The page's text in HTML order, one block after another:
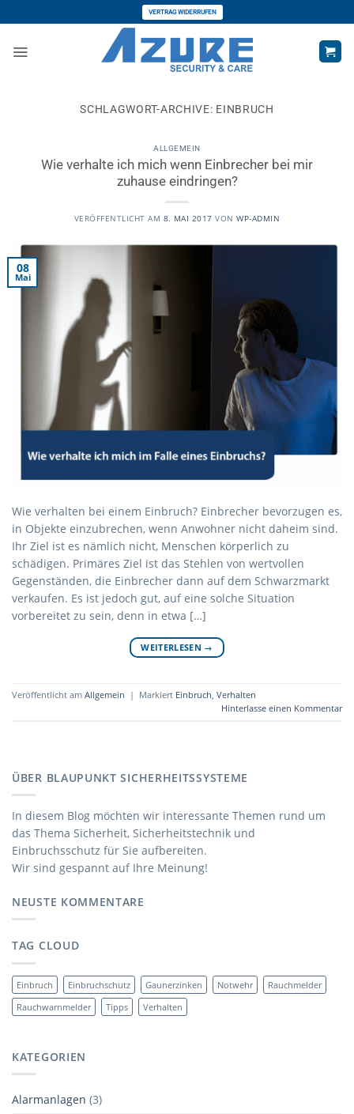
Inhalt
VERTRAG WIDERRUFEN
SCHLAGWORT-ARCHIVE: EINBRUCH
ALLGEMEIN
Wie verhalte ich mich wenn Einbrecher bei mir
zuhause eindringen?
VERÖFFENTLICHT AM 8. MAI 2017 VONWP-ADMIN
08
Mai
Wie verhalten bei einem Einbruch? Einbrecher bevorzugen es,
in Objekte einzubrechen, wenn Anwohner nicht daheim sind.
Ihr Ziel ist es nämlich nicht, Menschen körperlich zu
schädigen. Primäres Ziel ist das Stehlen von wertvollen
Gegenständen, die Einbrecher dann auf dem Schwarzmarkt
verkaufen. Es ist jedoch gut, auf eine solche Situation
vorbereitet zu sein, denn in etwa […]
WEITERLESEN →
Veröffentlicht am Allgemein | Markiert Einbruch, Verhalten
Hinterlasse einen Kommentar
ÜBER BLAUPUNKT SICHERHEITSSYSTEME
In diesem Blog möchten wir interessante Themen rund um
das Thema Sicherheit, Sicherheitstechnik und
Einbruchsschutz für Sie aufbereiten.
Wir sind gespannt auf Ihre Meinung!
NEUSTE KOMMENTARE
TAG CLOUD
Einbruch Einbruchschutz Gaunerzinken Notwehr
Rauchmelder
Rauchwarnmelder
Tipps Verhalten
KATEGORIEN
Alarmanlagen (3)